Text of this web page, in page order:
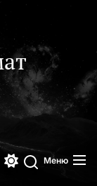
Поиск
Меню